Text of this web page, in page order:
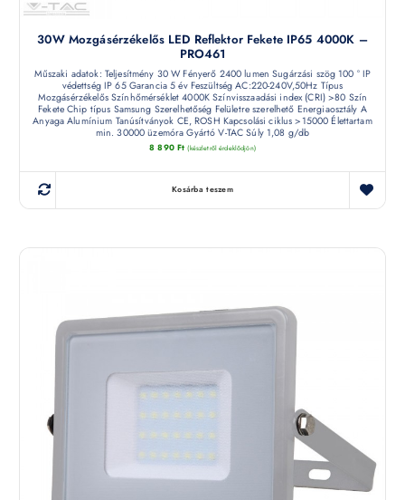
30W Mozgásérzékelős LED Reflektor Fekete IP65 4000K –
PRO461
Műszaki adatok: Teljesítmény 30 W Fényerő 2400 lumen Sugárzási szög 100 ° IP
védettség IP 65 Garancia 5 év Feszültség AC:220-240V,50Hz Típus
Mozgásérzékelős Színhőmérséklet 4000K Színvisszaadási index (CRI) >80 Szín
Fekete Chip típus Samsung Szerelhetőség Felületre szerelhető Energiaosztály A
Anyaga Alumínium Tanúsítványok CE, ROSH Kapcsolási ciklus >15000 Élettartam
min. 30000 üzemóra Gyártó V-TAC Súly 1,08 g/db
8 890 Ft (készletről érdeklődjön)
Kosárba teszem